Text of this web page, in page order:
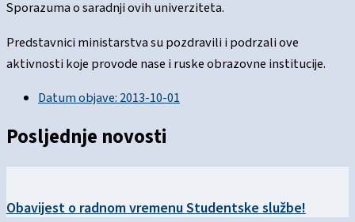
Sporazuma o saradnji ovih univerziteta.
Predstavnici ministarstva su pozdravili i podrzali ove
aktivnosti koje provode nase i ruske obrazovne institucije.
Datum objave:2013-10-01
Posljednje novosti
Obavijest o radnom vremenu Studentske službe!